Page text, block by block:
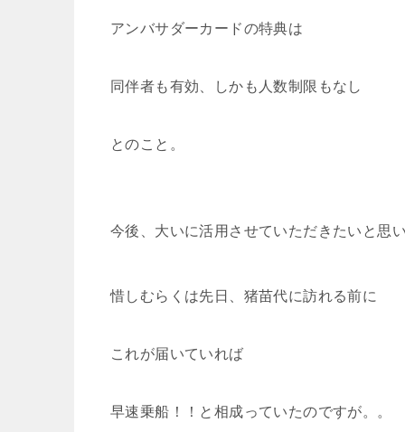
アンバサダーカードの特典は
同伴者も有効、しかも人数制限もなし
とのこと。
今後、大いに活用させていただきたいと思い
惜しむらくは先日、猪苗代に訪れる前に
これが届いていれば
早速乗船！！と相成っていたのですが。。